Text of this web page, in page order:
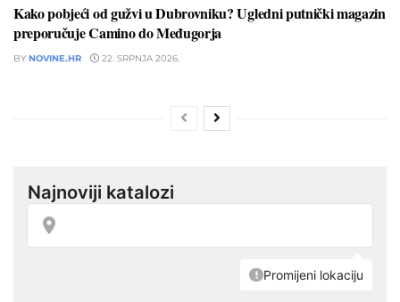
Kako pobjeći od gužvi u Dubrovniku? Ugledni putnički magazin
preporučuje Camino do Međugorja
BY NOVINE.HR 22. SRPNJA 2026.